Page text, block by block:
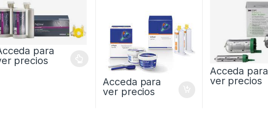
para
precios
Acceda para
ver precios
Acceda para
ver precios